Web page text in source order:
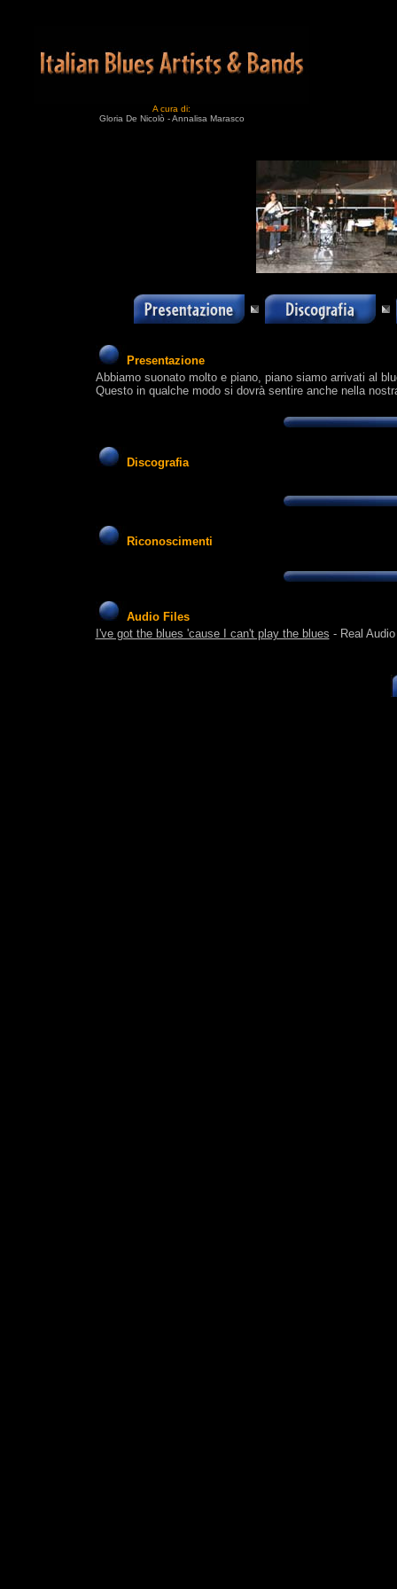
A cura di:
Gloria De Nicolò - Annalisa Marasco
Presentazione
Abbiamo suonato molto e piano, piano siamo arrivati al
Questo in qualche modo si dovrà sentire anche nella
Discografia
Riconoscimenti
Audio Files
I've got the blues 'cause I can't play the blues - Real